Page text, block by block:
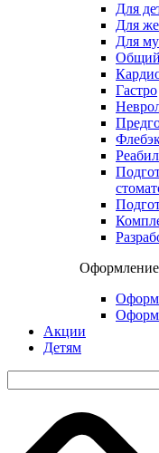
Для
Для
Для
Общий
Гастро
Оформление
Акции
Детям